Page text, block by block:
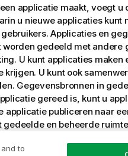
applicatie maakt, voegt u
u nieuwe applicaties kunt
Applicaties en
worden gedeeld met
U kunt applicaties
krijgen. U kunt ook
Gegevensbronnen in
gereed is, kunt u
applicatie publiceren naar
gedeelde en beheerde
een applicatie is het
to